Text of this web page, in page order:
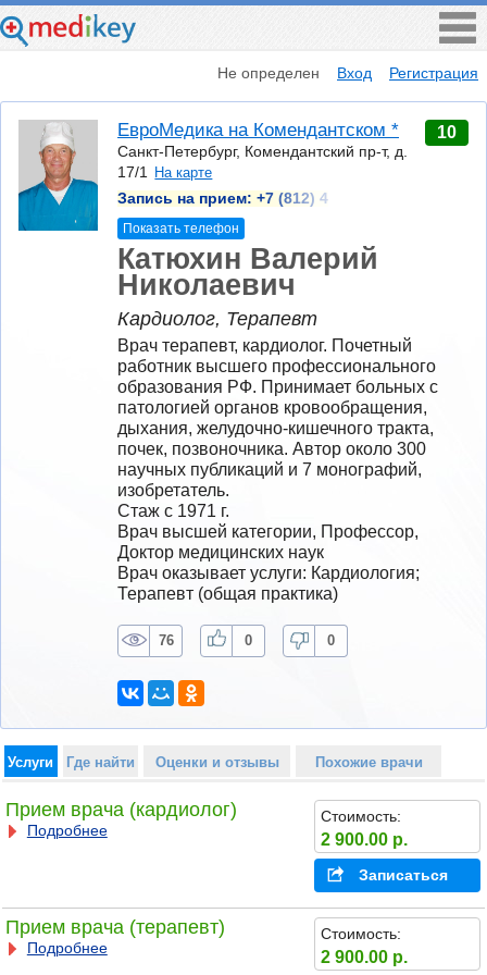
Не определен Вход Регистрация
ЕвроМедика на Комендантском *
Санкт-Петербург, Комендантский пр-т, д.
17/1
На карте
Запись на прием: +7 (812) 4
Показать телефон
10
Катюхин Валерий
Николаевич
Кардиолог, Терапевт
Врач терапевт, кардиолог. Почетный
работник высшего профессионального
образования РФ. Принимает больных с
патологией органов кровообращения,
дыхания, желудочно-кишечного тракта,
почек, позвоночника. Автор около 300
научных публикаций и 7 монографий,
изобретатель.
Стаж с 1971 г.
Врач высшей категории, Профессор,
Доктор медицинских наук
Врач оказывает услуги: Кардиология;
Терапевт (общая практика)
76 0 0
Услуги Где найти Оценки и отзывы Похожие врачи
Прием врача (кардиолог)
Подробнее
Стоимость:
2 900.00 р.
Записаться
Прием врача (терапевт)
Подробнее
Стоимость:
2 900.00 р.